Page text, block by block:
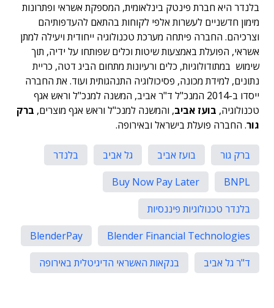
בלנדר היא חברת פינטק בינלאומית, המספקת אשראי ופתרונות
מימון חדשניים לעשרות אלפי לקוחות בהתאם להעדפותיהם
וצרכיהם. החברה פיתחה מערכת טכנולוגיה ייחודית ויעילה למתן
אשראי, הפועלת באמצעות שיטות וכלים שפותחו על ידיה, תוך
שימוש במתודולוגיות, כלים ורעיונות מתחום הביג דטה, כריית
נתונים, למידת מכונה, פסיכולוגיה התנהגותית ועוד. את החברה
ייסדו ב-2014 המנכ"ל ד"ר אביב, המשנה למנכ"ל וראש אגף
טכנולוגיה, בועז אביב, והמשנה למנכ"ל וראש אגף מוצרים, ברק
גור. החברה פועלת בישראל ובאירופה.
ברק גור בועז אביב גל אביב
בלנדר
BNPL
Buy Now Pay Later
בלנדר טכנולוגיות פיננסיות
Blender Financial Technologies
BlenderPay
ד"ר גל אביב
בנקאות האשראי הדיגיטלית באירופה